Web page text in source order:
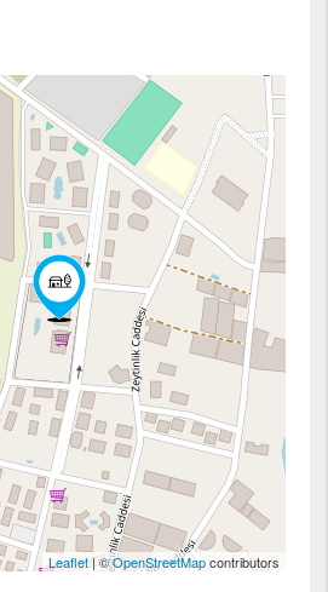
Leaflet | ©OpenStreetMapcontributors